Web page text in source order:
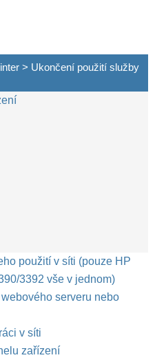
> Ukončení použití služby
použití v síti (pouze HP
3392 vše v jednom)
serveru nebo
v síti
zařízení